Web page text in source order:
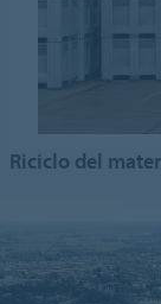
Riciclo del